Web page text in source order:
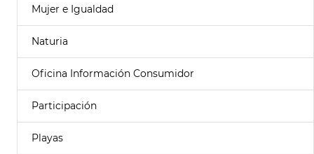
Mujer e Igualdad
Naturia
Oficina Información Consumidor
Participación
Playas